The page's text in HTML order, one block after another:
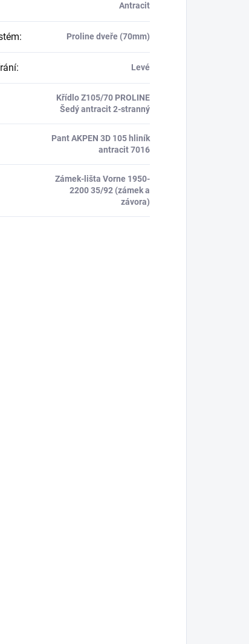
Antracit
: Proline dveře (70mm)
: Levé
Křídlo Z105/70 PROLINE
Šedý antracit 2-stranný
Pant AKPEN 3D 105 hliník
antracit 7016
Zámek-lišta Vorne 1950-
2200 35/92 (zámek a
závora)